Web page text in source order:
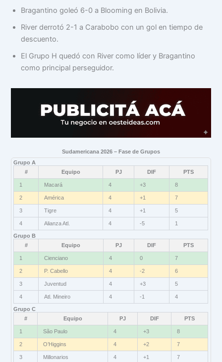
Bragantino goleó 6-0 a Blooming en Bolivia.
River derrotó 2-1 a Carabobo con un gol en tiempo de
descuento.
El Grupo H quedó con River como líder y Bragantino
como principal perseguidor.
Sudamericana 2026 – Fase de Grupos
Grupo A
#
Equipo PJ DIF PTS
1 Macará 4 +3 8
2 América 4 +1 7
3 Tigre 4 +1 5
4 Alianza Atl. 4 -5 1
Grupo B
#
Equipo PJ DIF PTS
1 Cienciano 4 0 7
2 P. Cabello 4 -2 6
3 Juventud 4 +3 5
4 Atl. Mineiro 4 -1 4
Grupo C
#
Equipo PJ DIF PTS
1 São Paulo 4 +3 8
2 O’Higgins 4 +2 7
3 Millonarios 4 +1 7